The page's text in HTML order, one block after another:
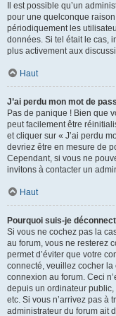
Il est possible qu’un
pour une quelconque
périodiquement les
données. Si tel était le cas,
plus activement aux
Haut
J’ai perdu mon mot de
Pas de panique ! Bien que
peut facilement être
et cliquer sur « J’ai perdu
devriez être en mesure de
Cependant, si vous ne
invitons à contacter un
Haut
Pourquoi suis-je
Si vous ne cochez pas la
au forum, vous ne resterez
permet d’éviter que votre
connecté, veuillez cocher
connexion au forum. Ceci
depuis un ordinateur
etc. Si vous n’arrivez pas à
administrateur du forum ait